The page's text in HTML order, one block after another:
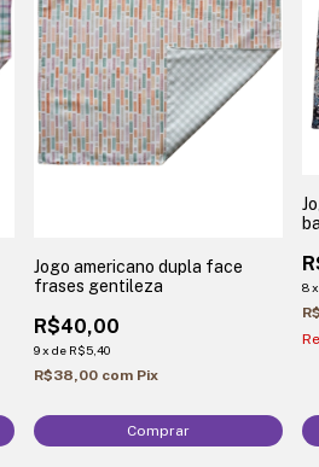
Jogo americano dupla face
frases gentileza
R$40,00
9x de R$5,40
R$38,00 com Pix
8